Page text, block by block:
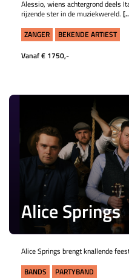
Alessio, wiens achtergrond deels
rijzende ster in de muziekwereld.
ZANGER
BEKENDE ARTIEST
Vanaf € 1750,-
Alice Springs
Alice Springs brengt knallende
BANDS
PARTYBAND